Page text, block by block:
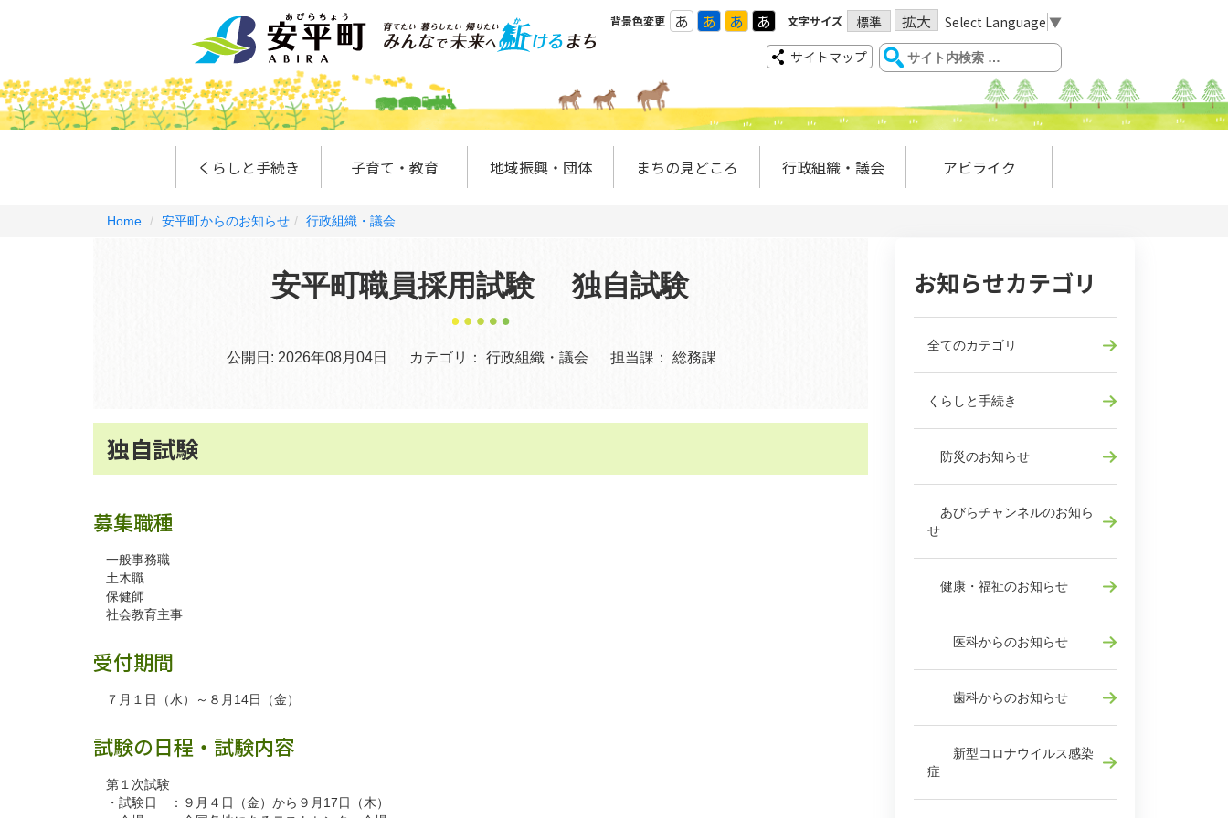
背景色変更 あ あ あ あ 文字サイズ 標準 拡大 Select Language ▼
サイトマップ
くらしと手続き 子育て・教育 地域振興・団体 まちの見どころ 行政組織・議会 アビライク
Home 安平町からのお知らせ 行政組織・議会
安平町職員採用試験 独自試験
公開日: 2026年08月04日 カテゴリ： 行政組織・議会 担当課： 総務課
独自試験
募集職種
一般事務職
土木職
保健師
社会教育主事
受付期間
７月１日（水）～８月14日（金）
試験の日程・試験内容
第１次試験
・試験日 ：９月４日（金）から９月17日（木）
お知らせカテゴリ
全てのカテゴリ
くらしと手続き
防災のお知らせ
あびらチャンネルのお知ら
せ
健康・福祉のお知らせ
医科からのお知らせ
歯科からのお知らせ
新型コロナウイルス感染
症